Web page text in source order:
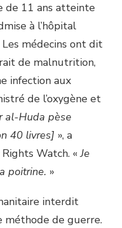
de 11 ans atteinte
à l’hôpital
médecins ont dit
de malnutrition,
infection aux
de l’oxygène et
al-Huda pèse
40 livres] », a
Watch. «Je
poitrine. »
interdit
méthode de guerre.